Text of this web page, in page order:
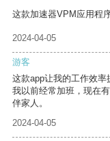
这款加速器VPM应用程
2024-04-05
游客
这款app让我的工作效率
我以前经常加班，现在
伴家人。
2024-04-05